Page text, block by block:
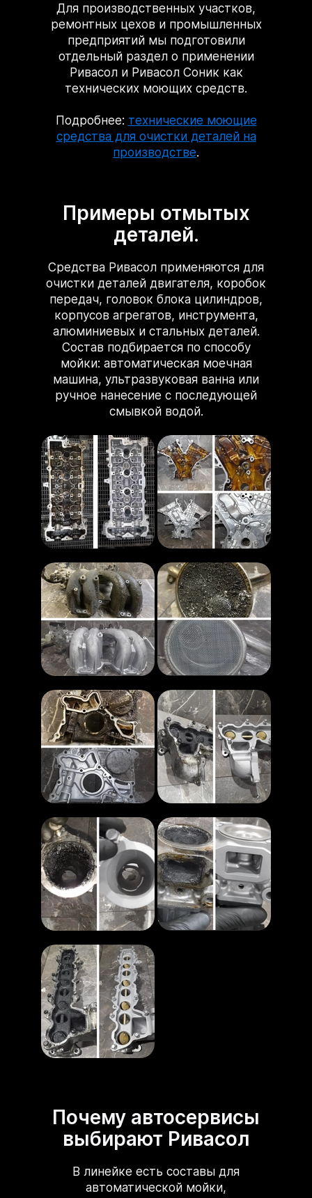
Для производственных участков,
ремонтных цехов и промышленных
предприятий мы подготовили
отдельный раздел о применении
Ривасол и Ривасол Соник как
технических моющих средств.
Подробнее: технические моющие
средства для очистки деталей на
производстве.
Примеры отмытых
деталей.
Средства Ривасол применяются для
очистки деталей двигателя, коробок
передач, головок блока цилиндров,
корпусов агрегатов, инструмента,
алюминиевых и стальных деталей.
Состав подбирается по способу
мойки: автоматическая моечная
машина, ультразвуковая ванна или
ручное нанесение с последующей
смывкой водой.
Почему автосервисы
выбирают Ривасол
В линейке есть составы для
автоматической мойки,